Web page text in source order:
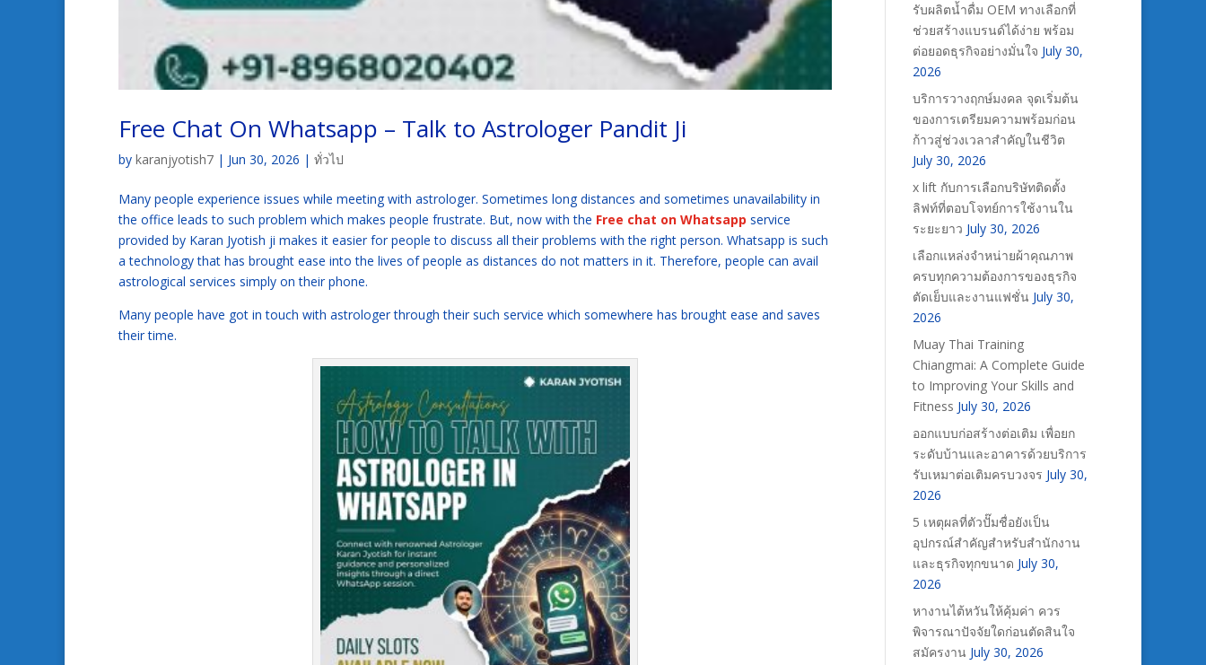
Free Chat On Whatsapp – Talk to Astrologer Pandit Ji
by karanjyotish7 | Jun 30, 2026 | ทั่วไป
Many people experience issues while meeting with astrologer. Sometimes long distances and sometimes unavailability in
the office leads to such problem which makes people frustrate. But, now with the Free chat on Whatsapp service
provided by Karan Jyotish ji makes it easier for people to discuss all their problems with the right person. Whatsapp is such
a technology that has brought ease into the lives of people as distances do not matters in it. Therefore, people can avail
astrological services simply on their phone.
Many people have got in touch with astrologer through their such service which somewhere has brought ease and saves
their time.
รับผลิตน้ำดื่ม OEM ทางเลือกที่
ช่วยสร้างแบรนด์ได้ง่าย พร้อม
ต่อยอดธุรกิจอย่างมั่นใจ July 30,
2026
บริการวางฤกษ์มงคล จุดเริ่มต้น
ของการเตรียมความพร้อมก่อน
ก้าวสู่ช่วงเวลาสำคัญในชีวิต
July 30, 2026
x lift กับการเลือกบริษัทติดตั้ง
ลิฟท์ที่ตอบโจทย์การใช้งานใน
ระยะยาว July 30, 2026
เลือกแหล่งจำหน่ายผ้าคุณภาพ
ครบทุกความต้องการของธุรกิจ
ตัดเย็บและงานแฟชั่น July 30,
2026
Muay Thai Training
Chiangmai: A Complete Guide
to Improving Your Skills and
Fitness July 30, 2026
ออกแบบก่อสร้างต่อเติม เพื่อยก
ระดับบ้านและอาคารด้วยบริการ
รับเหมาต่อเติมครบวงจร July 30,
2026
5 เหตุผลที่ตัวปั๊มชื่อยังเป็น
อุปกรณ์สำคัญสำหรับสำนักงาน
และธุรกิจทุกขนาด July 30,
2026
หางานไต้หวันให้คุ้มค่า ควร
พิจารณาปัจจัยใดก่อนตัดสินใจ
สมัครงาน July 30, 2026